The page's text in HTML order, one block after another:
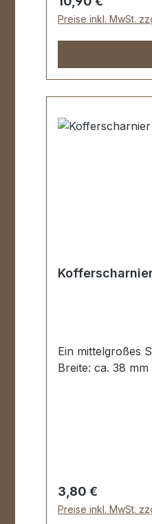
Preise inkl. MwSt.
Ein mittelgroßes
Breite: ca. 38
Regulärer Preis:
3,80 €
Preise inkl. MwSt.